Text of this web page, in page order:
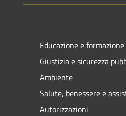
Educazione e formazione
Giustizia e sicurezza
Ambiente
Salute, benessere e
Autorizzazioni